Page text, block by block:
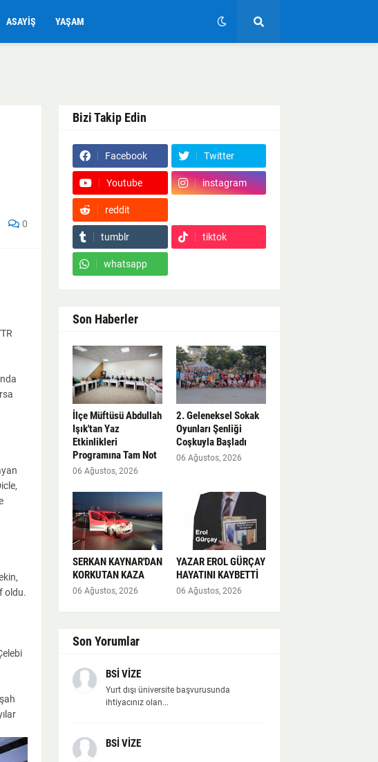
ASAYIŞ YAŞAM
0
oldu.
Bizi Takip Edin
Facebook Twitter
Youtube instagram
reddit
tumblr tiktok
whatsapp
Son Haberler
İlçe Müftüsü Abdullah
Işık'tan Yaz
Etkinlikleri
Programına Tam Not
06 Ağustos, 2026
2. Geleneksel Sokak
Oyunları Şenliği
Coşkuyla Başladı
06 Ağustos, 2026
SERKAN KAYNAR'DAN
KORKUTAN KAZA
06 Ağustos, 2026
YAZAR EROL GÜRÇAY
HAYATINI KAYBETTİ
06 Ağustos, 2026
Son Yorumlar
BSİ VİZE
Yurt dışı üniversite başvurusunda
ihtiyacınız olan...
BSİ VİZE